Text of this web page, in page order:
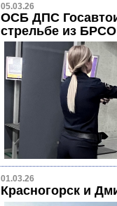
05.03.26
ОСБ ДПС
стрельбе из БРСО
01.03.26
Красногорск и